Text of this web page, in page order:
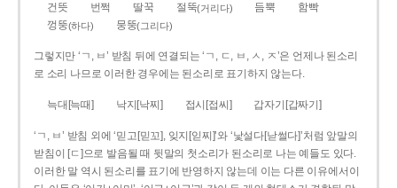
건뜻 번쩍 딸꾹 절뚝(거리다) 듬뿍
함빡
껑뚱(하다) 뭉뚱(그리다)
그렇지만 ‘ㄱ, ㅂ’ 받침 뒤에 연결되는 ‘ㄱ, ㄷ, ㅂ, ㅅ, ㅈ’은 언제나 된소리
로 소리 나므로 이러한 경우에는 된소리로 표기하지 않는다.
늑대[늑때] 낙지[낙찌] 접시[접씨] 갑자기[갑짜기]
‘ㄱ, ㅂ’ 받침 외에 ‘믿고[믿꼬], 잊지[읻찌]’와 ‘낯설다[낟썰다]’처럼 앞말의
받침이 [ㄷ]으로 발음될 때 뒷말의 첫소리가 된소리로 나는 예들도 있다.
이러한 말 역시 된소리를 표기에 반영하지 않는데 이는 다른 이유에서이